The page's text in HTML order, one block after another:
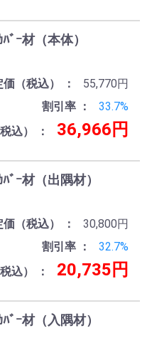
ｰ材（本体）
価（税込）
55,770円
割引率
33.7%
込）
36,966円
ｰ材（出隅材）
価（税込）
30,800円
割引率
32.7%
込）
20,735円
ｰ材（入隅材）